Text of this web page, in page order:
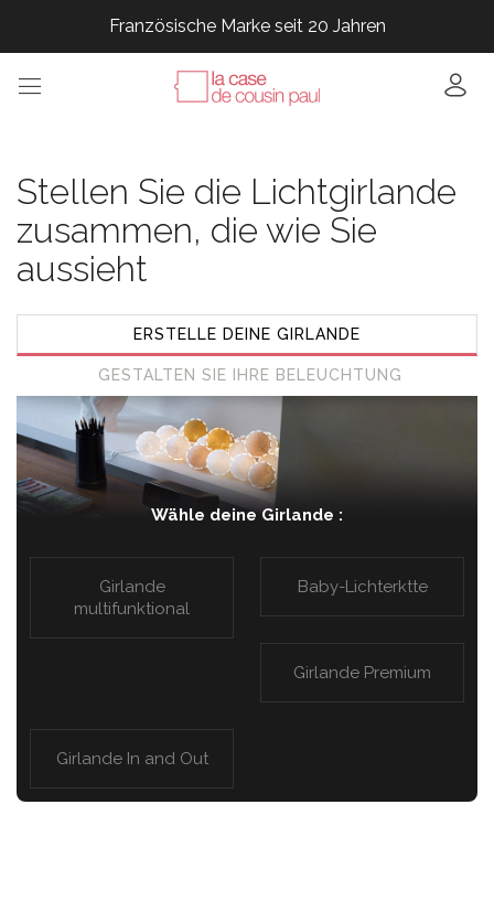
Französische Marke seit 20 Jahren
Französische Marke seit 20 Jahren
Französische Marke seit 20 Jahren
Stellen Sie die Lichtgirlande
zusammen, die wie Sie
aussieht
ERSTELLE DEINE GIRLANDE
GESTALTEN SIE IHRE BELEUCHTUNG
Wähle deine Girlande :
Girlande
multifunktional
Baby-Lichterktte
Girlande Premium
Girlande In and Out